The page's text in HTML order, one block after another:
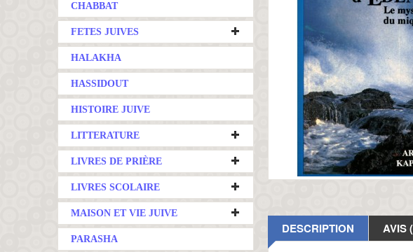
CHABBAT
FETES JUIVES
HALAKHA
HASSIDOUT
HISTOIRE JUIVE
LITTERATURE
LIVRES DE PRIÈRE
LIVRES SCOLAIRE
MAISON ET VIE JUIVE
PARASHA
DESCRIPTION AVIS